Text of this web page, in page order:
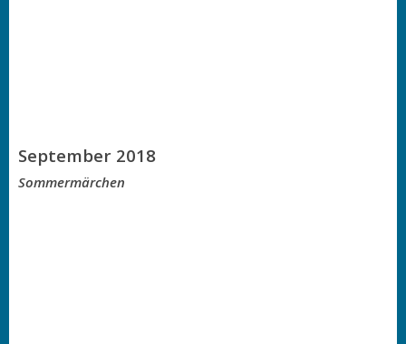
September 2018
Sommermärchen